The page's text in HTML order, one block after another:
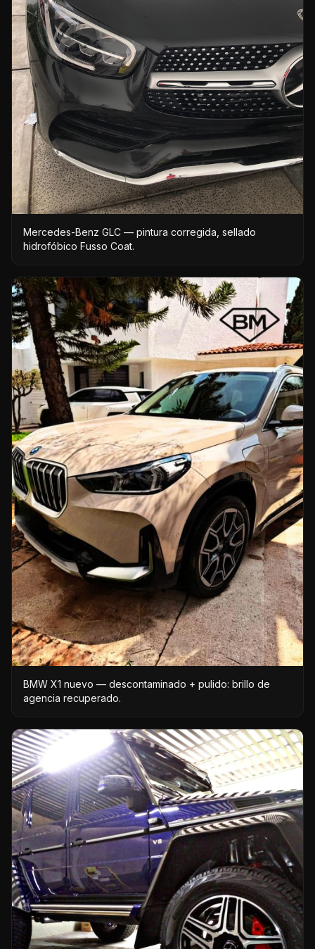
Mercedes-Benz GLC — pintura corregida, sellado
hidrofóbico Fusso Coat.
BMW X1 nuevo — descontaminado + pulido: brillo de
agencia recuperado.